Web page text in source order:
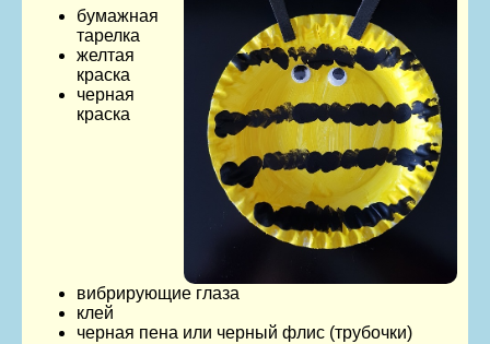
бумажная
тарелка
желтая
краска
черная
краска
вибрирующие глаза
клей
черная пена или черный флис (трубочки)